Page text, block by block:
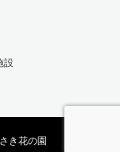
設
き花の園